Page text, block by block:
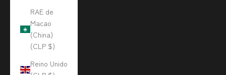
RAE de
Macao
(China)
(CLP $)
Reino Unido